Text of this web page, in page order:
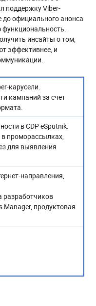
поддержку Viber-
официального анонса
инсайты о том,
эффективнее, и
карусели.
кампаний за счет
в CDP eSputnik.
в проморассылках,
для выявления
направления,
разработчиков
Manager, продуктовая